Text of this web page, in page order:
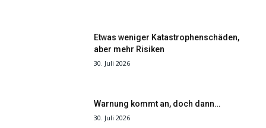
Etwas weniger Katastrophenschäden,
aber mehr Risiken
30. Juli 2026
Warnung kommt an, doch dann…
30. Juli 2026